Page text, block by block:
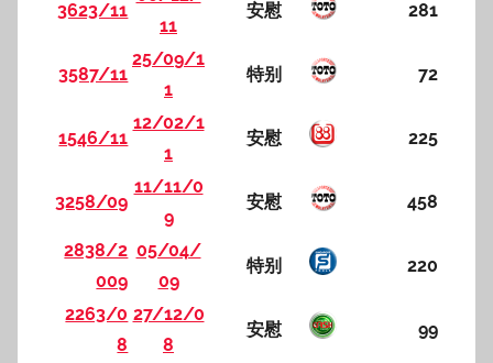
3623/11
11
安慰 281
3587/11
25/09/1
1
特别 72
1546/11
12/02/1
1
安慰 225
3258/09
11/11/0
9
安慰 458
2838/2
009
05/04/
09
特别 220
2263/0
8
27/12/0
8
安慰 99